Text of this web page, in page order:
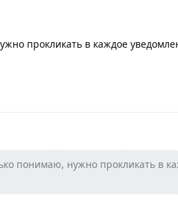
прокликать в каждое
понимаю, нужно прокликать в